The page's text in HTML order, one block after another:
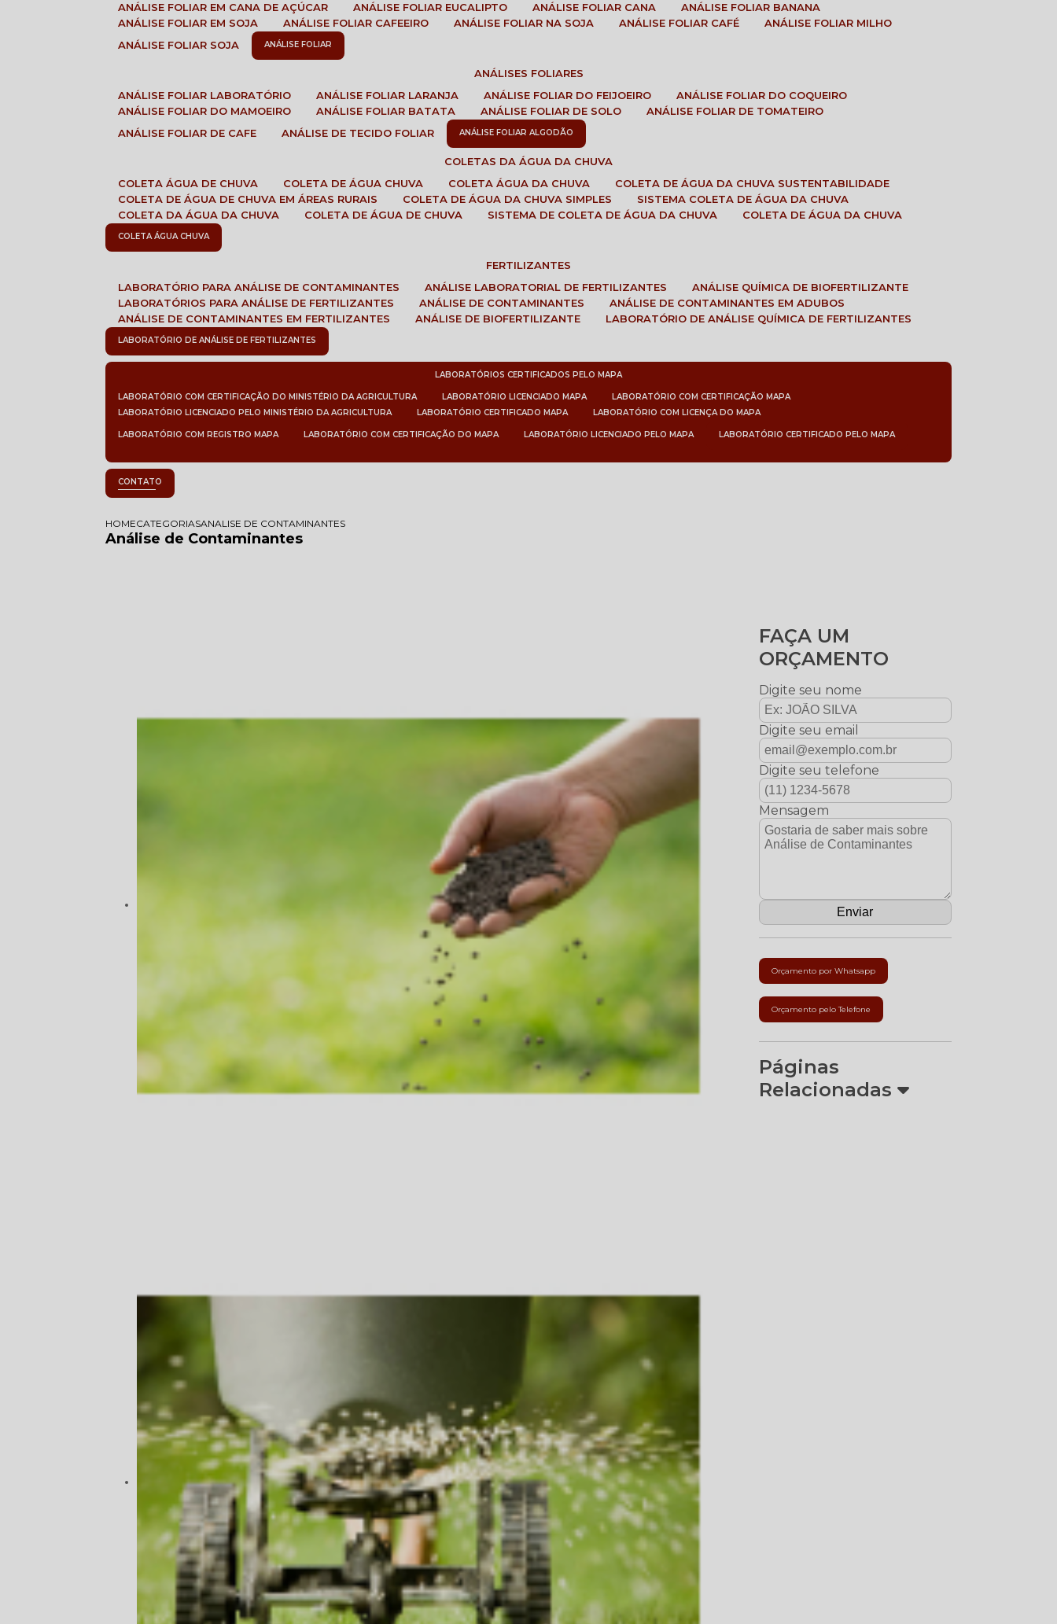
ANÁLISE FOLIAR EM CANA DE AÇÚCAR
ANÁLISE FOLIAR EUCALIPTO ANÁLISE FOLIAR CANA
ANÁLISE FOLIAR BANANA
ANÁLISE FOLIAR EM SOJA
ANÁLISE FOLIAR CAFEEIRO ANÁLISE FOLIAR NA SOJA ANÁLISE FOLIAR CAFÉ
ANÁLISE FOLIAR MILHO
ANÁLISE FOLIAR SOJA
ANÁLISE FOLIAR
ANÁLISES FOLIARES
ANÁLISE FOLIAR LABORATÓRIO
ANÁLISE FOLIAR LARANJA ANÁLISE FOLIAR DO FEIJOEIRO
ANÁLISE FOLIAR DO COQUEIRO
ANÁLISE FOLIAR DO MAMOEIRO
ANÁLISE FOLIAR BATATA ANÁLISE FOLIAR DE SOLO
ANÁLISE FOLIAR DE TOMATEIRO
ANÁLISE FOLIAR DE CAFE
ANÁLISE DE TECIDO FOLIAR ANÁLISE FOLIAR ALGODÃO
COLETAS DA ÁGUA DA CHUVA
COLETA ÁGUA DE CHUVA
COLETA DE ÁGUA CHUVA COLETA ÁGUA DA CHUVA
COLETA DE ÁGUA DA CHUVA SUSTENTABILIDADE
COLETA DE ÁGUA DE CHUVA EM ÁREAS RURAIS
COLETA DE ÁGUA DA CHUVA SIMPLES
SISTEMA COLETA DE ÁGUA DA CHUVA
COLETA DA ÁGUA DA CHUVA
COLETA DE ÁGUA DE CHUVA SISTEMA DE COLETA DE ÁGUA DA CHUVA COLETA DE ÁGUA DA CHUVA
COLETA ÁGUA CHUVA
FERTILIZANTES
LABORATÓRIO PARA ANÁLISE DE CONTAMINANTES
ANÁLISE LABORATORIAL DE FERTILIZANTES
ANÁLISE QUÍMICA DE BIOFERTILIZANTE
LABORATÓRIOS PARA ANÁLISE DE FERTILIZANTES
ANÁLISE DE CONTAMINANTES
ANÁLISE DE CONTAMINANTES EM ADUBOS
ANÁLISE DE CONTAMINANTES EM FERTILIZANTES
ANÁLISE DE BIOFERTILIZANTE LABORATÓRIO DE ANÁLISE QUÍMICA DE FERTILIZANTES
LABORATÓRIO DE ANÁLISE DE FERTILIZANTES
LABORATÓRIOS CERTIFICADOS PELO MAPA
LABORATÓRIO COM CERTIFICAÇÃO DO MINISTÉRIO DA AGRICULTURA LABORATÓRIO LICENCIADO MAPA
LABORATÓRIO COM CERTIFICAÇÃO MAPA
LABORATÓRIO LICENCIADO PELO MINISTÉRIO DA AGRICULTURA
LABORATÓRIO CERTIFICADO MAPA LABORATÓRIO COM LICENÇA DO MAPA
LABORATÓRIO COM REGISTRO MAPA LABORATÓRIO COM CERTIFICAÇÃO DO MAPA LABORATÓRIO LICENCIADO PELO MAPA LABORATÓRIO CERTIFICADO PELO MAPA
CONTATO
HOMECATEGORIASANALISE DE CONTAMINANTES
Análise de Contaminantes
FAÇA UM
ORÇAMENTO
Digite seu nome
Digite seu email
Digite seu telefone
Mensagem
Orçamento por Whatsapp
Orçamento pelo Telefone
Páginas
Relacionadas